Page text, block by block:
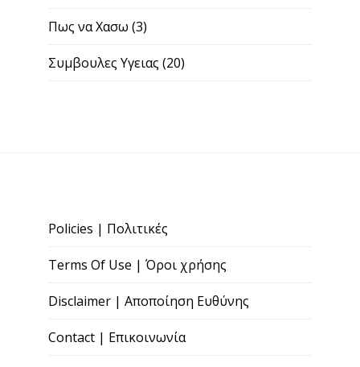
Πως να Χασω (3)
Συμβουλες Υγειας (20)
Policies | Πολιτικές
Terms Of Use | Όροι χρήσης
Disclaimer | Αποποίηση Ευθύνης
Contact | Επικοινωνία